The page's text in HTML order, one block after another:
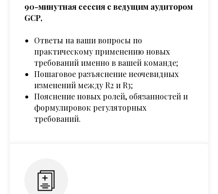
90-минутная сессия с ведущим аудитором
GCP,
Ответы на ваши вопросы по
практическому применению новых
требований именно в вашей команде;
Пошаговое разъяснение неочевидных
изменений между R2 и R3;
Пояснение новых ролей, обязанностей и
формулировок регуляторных
требований.